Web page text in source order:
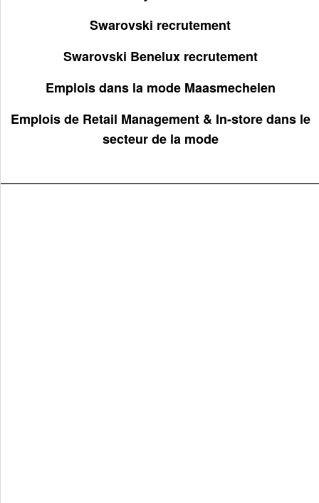
Swarovski recrutement
Swarovski Benelux recrutement
Emplois dans la mode Maasmechelen
Emplois de Retail Management & In-store dans le
secteur de la mode